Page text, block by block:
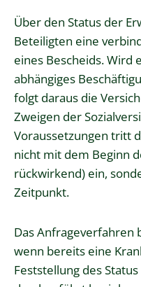
Über den Status der
Beteiligten eine
eines Bescheids. Wird
abhängiges
folgt daraus die
Zweigen der
Voraussetzungen tritt
nicht mit dem Beginn
rückwirkend) ein,
Zeitpunkt.
Das Anfrageverfahren
wenn bereits eine
Feststellung des